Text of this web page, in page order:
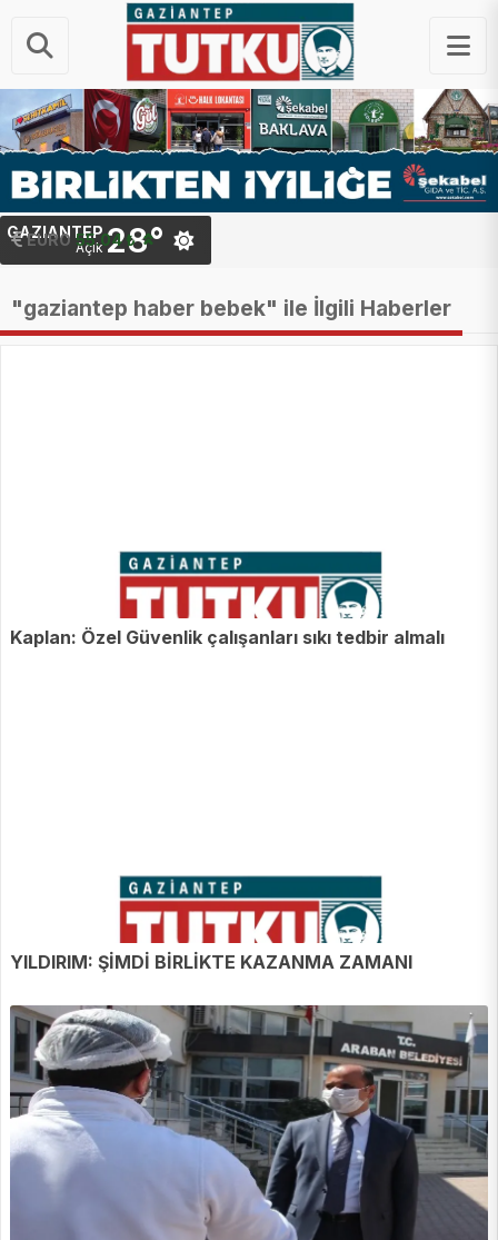
EURO 55.04 ₺
STERLIN 64.25 ₺
GAZIANTEP
Açık28°
"gaziantep haber bebek" ile İlgili Haberler
Kaplan: Özel Güvenlik çalışanları sıkı tedbir almalı
YILDIRIM: ŞİMDİ BİRLİKTE KAZANMA ZAMANI